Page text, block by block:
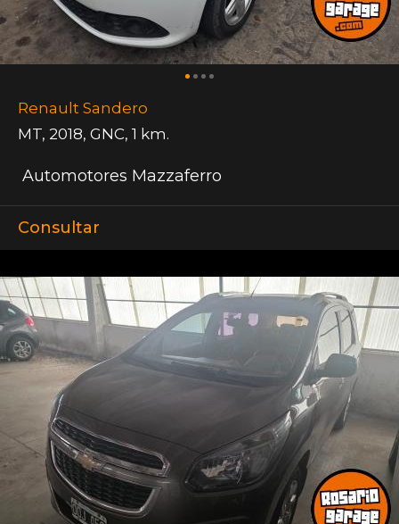
Renault Sandero
MT, 2018, GNC, 1 km.
Automotores Mazzaferro
Consultar